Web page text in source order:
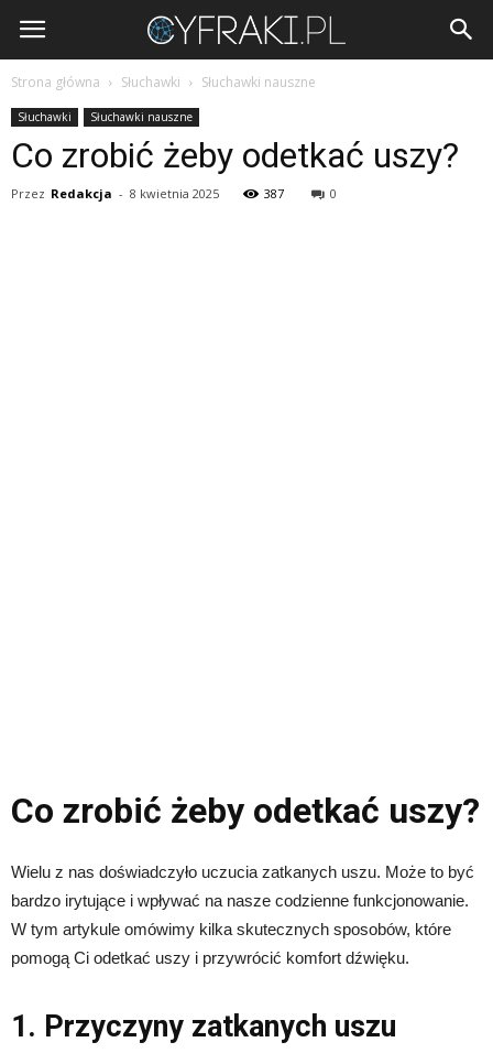
Cyfraki.pl
Strona główna Słuchawki Słuchawki nauszne
Słuchawki Słuchawki nauszne
Co zrobić żeby odetkać uszy?
Przez Redakcja - 8 kwietnia 2025 387 0
Co zrobić żeby odetkać uszy?
Wielu z nas doświadczyło uczucia zatkanych uszu. Może to być
bardzo irytujące i wpływać na nasze codzienne funkcjonowanie.
W tym artykule omówimy kilka skutecznych sposobów, które
pomogą Ci odetkać uszy i przywrócić komfort dźwięku.
1. Przyczyny zatkanych uszu